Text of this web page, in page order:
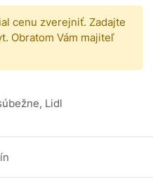
cenu zverejniť. Zadajte
Obratom Vám majiteľ
Lidl